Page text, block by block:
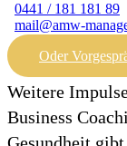
0441 / 181 181 89
mail@amw-
Oder
Weitere
Business